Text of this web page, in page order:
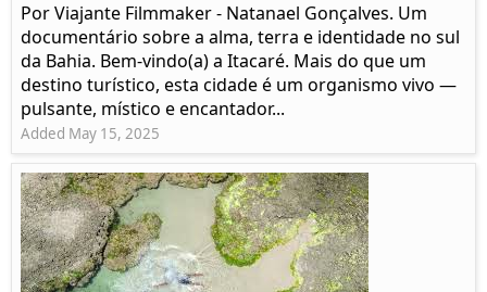
Por Viajante Filmmaker - Natanael Gonçalves. Um
documentário sobre a alma, terra e identidade no sul
da Bahia. Bem-vindo(a) a Itacaré. Mais do que um
destino turístico, esta cidade é um organismo vivo —
pulsante, místico e encantador...
Added May 15, 2025